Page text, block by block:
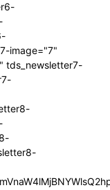
image="7"
tds_newsletter7-